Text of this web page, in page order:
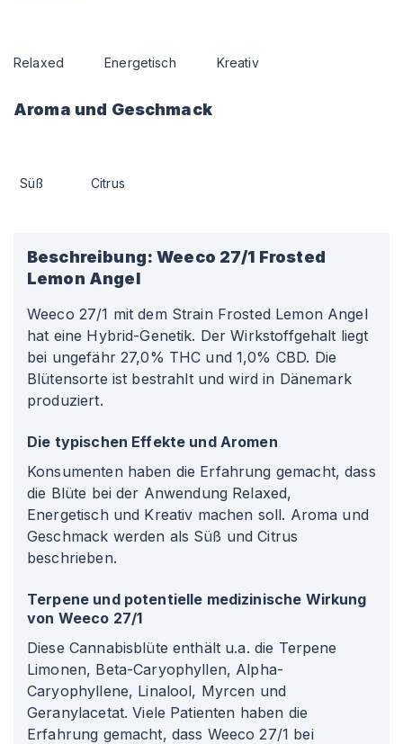
Relaxed Energetisch Kreativ
Aroma und Geschmack
Süß Citrus
Beschreibung: Weeco 27/1 Frosted
Lemon Angel
Weeco 27/1 mit dem Strain Frosted Lemon Angel
hat eine Hybrid-Genetik. Der Wirkstoffgehalt liegt
bei ungefähr 27,0% THC und 1,0% CBD. Die
Blütensorte ist bestrahlt und wird in Dänemark
produziert.
Die typischen Effekte und Aromen
Konsumenten haben die Erfahrung gemacht, dass
die Blüte bei der Anwendung Relaxed,
Energetisch und Kreativ machen soll. Aroma und
Geschmack werden als Süß und Citrus
beschrieben.
Terpene und potentielle medizinische Wirkung
von Weeco 27/1
Diese Cannabisblüte enthält u.a. die Terpene
Limonen, Beta-Caryophyllen, Alpha-
Caryophyllene, Linalool, Myrcen und
Geranylacetat. Viele Patienten haben die
Erfahrung gemacht, dass Weeco 27/1 bei